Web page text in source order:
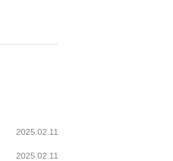
2025.02.11
2025.02.11